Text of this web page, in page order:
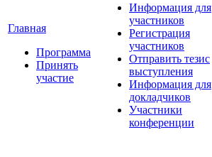
Главная
Программа
Принять
участие
Информация для
участников
Регистрация
участников
Отправить тезис
выступления
Информация для
докладчиков
Участники
конференции